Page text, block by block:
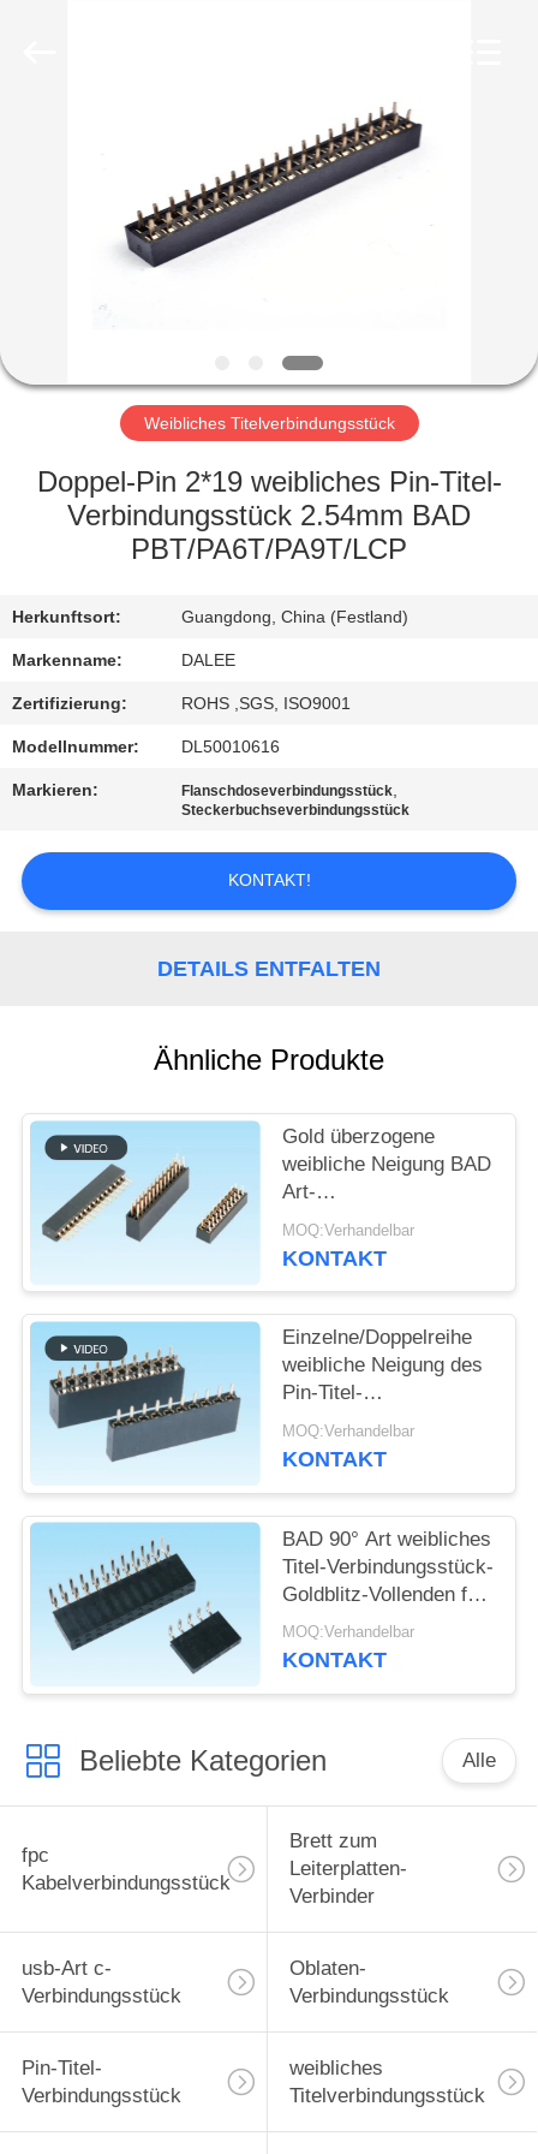
PRODUKTE
FABRIK-
AUSFLUG
QUALITÄTSKONTROLLE
SIE
MIT
UNS
IN
VERBINDUNG
FORDERN
SIE
SITEMAP
PRIVACY
POLICY
Weibliches Titelverbindungsstück
Doppel-Pin 2*19 weibliches Pin-Titel-
Verbindungsstück 2.54mm BAD
PBT/PA6T/PA9T/LCP
Herkunftsort: Guangdong, China (Festland)
Markenname: DALEE
Zertifizierung: ROHS ,SGS, ISO9001
Modellnummer: DL50010616
Markieren: Flanschdoseverbindungsstück,
Steckerbuchseverbindungsstück
KONTAKT!
DETAILS ENTFALTEN
Ähnliche Produkte
Gold überzogene
weibliche Neigung BAD
Art-
einzelne/Doppelreihe
des Titel-
MOQ:Verhandelbar
KONTAKT
Einzelne/Doppelreihe
weibliche Neigung des
Pin-Titel-
Verbindungsstück-
2.54mm für
MOQ:Verhandelbar
KONTAKT
BAD 90° Art weibliches
Titel-Verbindungsstück-
Goldblitz-Vollenden für
PWB-Brett
MOQ:Verhandelbar
KONTAKT
Beliebte Kategorien Alle
fpc
Kabelverbindungsstück
Brett zum
Leiterplatten-
Verbinder
usb-Art c-
Verbindungsstück
Oblaten-
Verbindungsstück
Pin-Titel-
Verbindungsstück
weibliches
Titelverbindungsstück